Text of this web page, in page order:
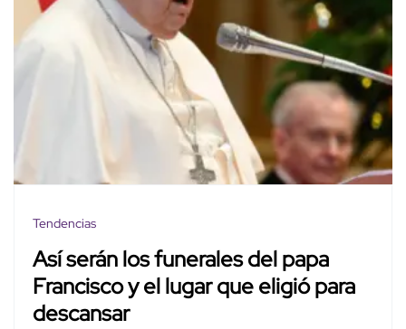
Tendencias
Así serán los funerales del papa
Francisco y el lugar que eligió para
descansar